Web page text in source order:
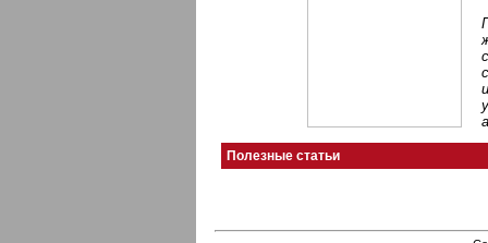
Полезные статьи